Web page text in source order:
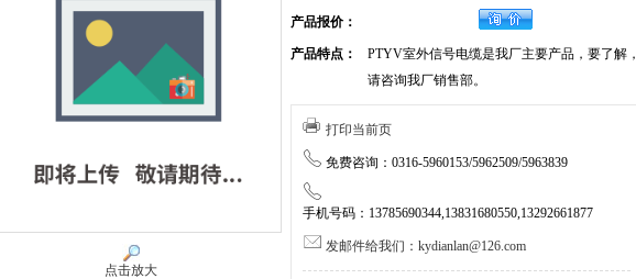
点击放大
产品报价：
产品特点：
PTYV室外信号电缆是我厂主要产品，要了解，
请咨询我厂销售部。
打印当前页
免费咨询：0316-5960153/5962509/5963839
手机号码：13785690344,13831680550,13292661877
发邮件给我们：kydianlan@126.com